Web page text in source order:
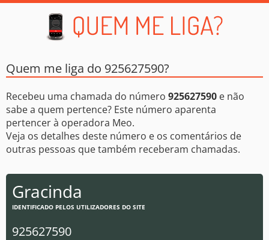
Quem me liga do 925627590?
Recebeu uma chamada do número 925627590 e não
sabe a quem pertence? Este número aparenta
pertencer à operadora Meo.
Veja os detalhes deste número e os comentários de
outras pessoas que também receberam chamadas.
Gracinda
IDENTIFICADO PELOS UTILIZADORES DO SITE
925627590